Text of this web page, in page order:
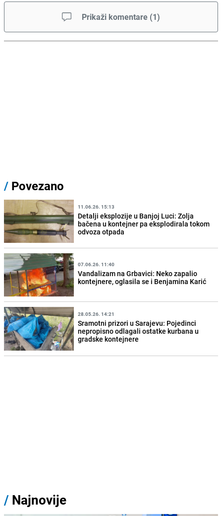
Prikaži komentare (1)
/ Povezano
11.06.26. 15:13
Detalji eksplozije u Banjoj Luci: Zolja
bačena u kontejner pa eksplodirala tokom
odvoza otpada
07.06.26. 11:40
Vandalizam na Grbavici: Neko zapalio
kontejnere, oglasila se i Benjamina Karić
28.05.26. 14:21
Sramotni prizori u Sarajevu: Pojedinci
nepropisno odlagali ostatke kurbana u
gradske kontejnere
/ Najnovije